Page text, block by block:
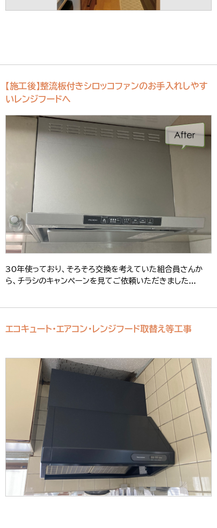
【施工後】整流板付きシロッコファンのお手入れしやす
いレンジフードへ
30年使っており、そろそろ交換を考えていた組合員さんか
ら、チラシのキャンペーンを見てご依頼いただきました...
エコキュート・エアコン・レンジフード取替え等工事